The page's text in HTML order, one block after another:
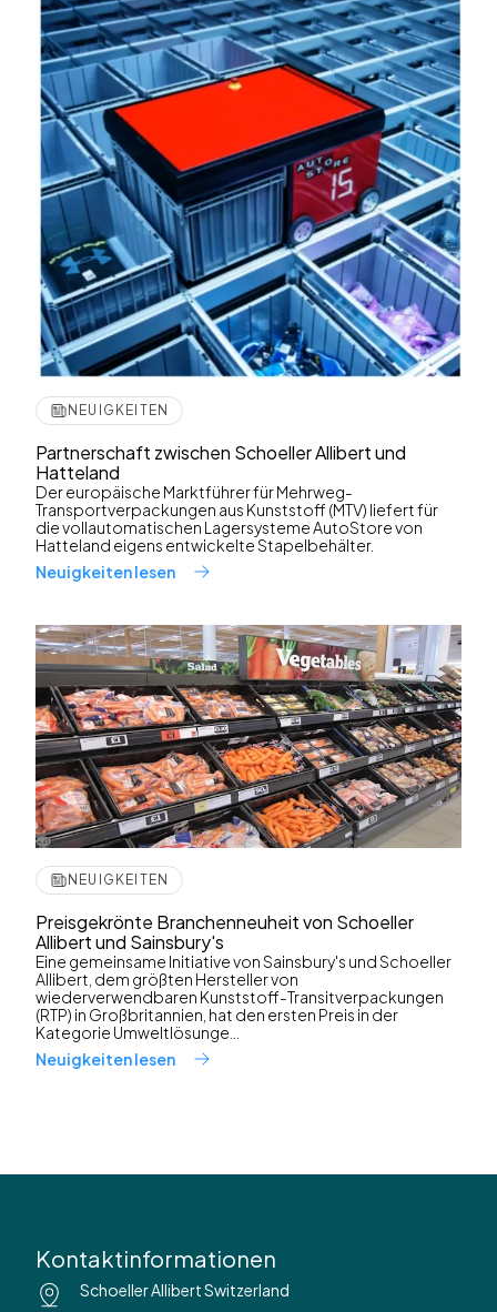
NEUIGKEITEN
Partnerschaft zwischen Schoeller Allibert und
Hatteland
Der europäische Marktführer für Mehrweg-
Transportverpackungen aus Kunststoff (MTV) liefert für
die vollautomatischen Lagersysteme AutoStore von
Hatteland eigens entwickelte Stapelbehälter.
Neuigkeiten lesen
NEUIGKEITEN
Preisgekrönte Branchenneuheit von Schoeller
Allibert und Sainsbury's
Eine gemeinsame Initiative von Sainsbury's und Schoeller
Allibert, dem größten Hersteller von
wiederverwendbaren Kunststoff-Transitverpackungen
(RTP) in Großbritannien, hat den ersten Preis in der
Kategorie Umweltlösunge...
Neuigkeiten lesen
Kontaktinformationen
Schoeller Allibert Switzerland